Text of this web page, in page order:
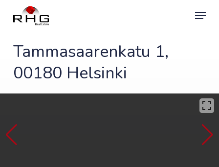
Menu
Tammasaarenkatu 1,
00180 Helsinki